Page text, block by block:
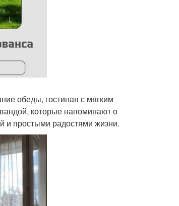
обеды, гостиная с мягким
которые напоминают о
и простыми радостями жизни.